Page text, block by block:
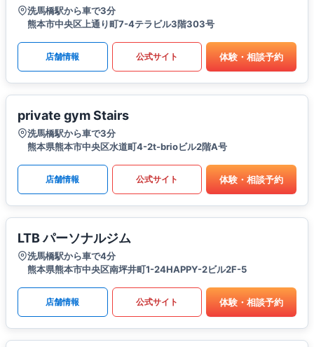
洗馬橋駅から車で3分
熊本市中央区上通り町7-4テラビル3階303号
店舗情報 公式サイト 体験・相談予約
private gym Stairs
洗馬橋駅から車で3分
熊本県熊本市中央区水道町4-2t-brioビル2階A号
店舗情報 公式サイト 体験・相談予約
LTB パーソナルジム
洗馬橋駅から車で4分
熊本県熊本市中央区南坪井町1-24HAPPY-2ビル2F-5
店舗情報 公式サイト 体験・相談予約